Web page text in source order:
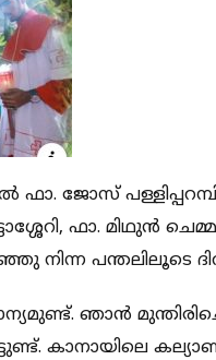
ഫാ. ജോസ്
ഫാ. മിഥുന്‍
നിന്ന പന്തലിലൂടെ
ഞാന്‍
കാനായിലെ